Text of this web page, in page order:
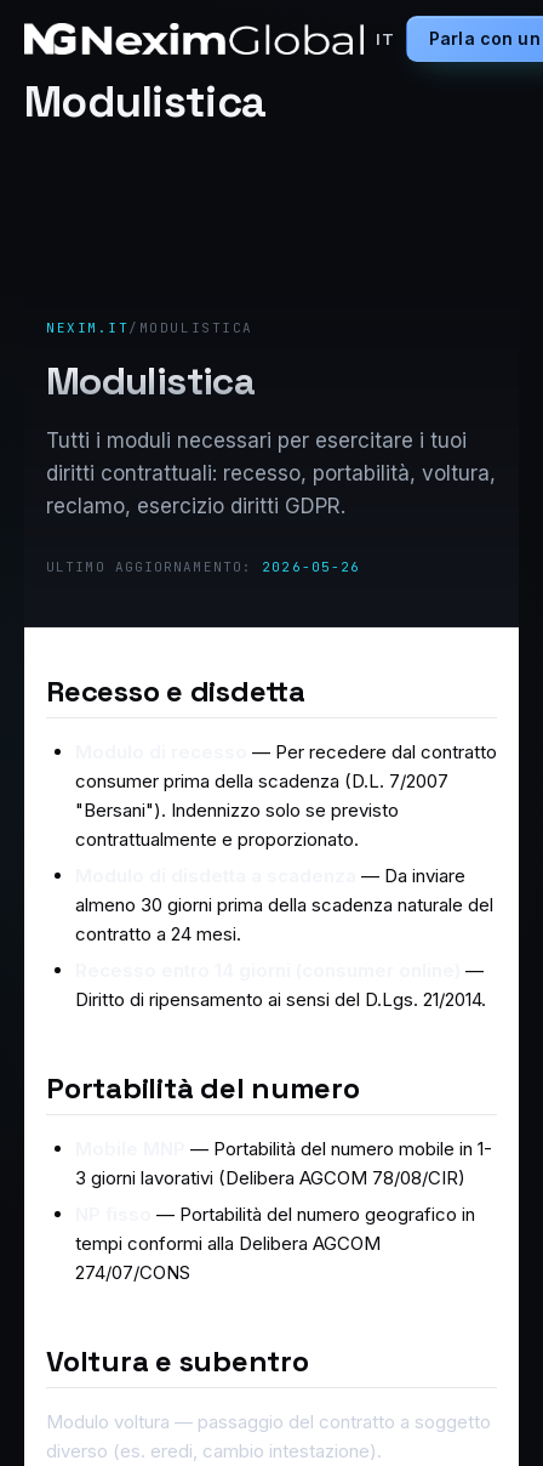
IT Parla con
Modulistica
NEXIM.IT / MODULISTICA
Modulistica
Tutti i moduli necessari per esercitare i tuoi
diritti contrattuali: recesso, portabilità, voltura,
reclamo, esercizio diritti GDPR.
ULTIMO AGGIORNAMENTO: 2026-05-26
Recesso e disdetta
— Per recedere dal contratto
consumer prima della scadenza (D.L. 7/2007
"Bersani"). Indennizzo solo se previsto
contrattualmente e proporzionato.
— Da inviare
almeno 30 giorni prima della scadenza naturale del
contratto a 24 mesi.
—
Diritto di ripensamento ai sensi del D.Lgs. 21/2014.
Portabilità del numero
— Portabilità del numero mobile in 1-
3 giorni lavorativi (Delibera AGCOM 78/08/CIR)
— Portabilità del numero geografico in
tempi conformi alla Delibera AGCOM
274/07/CONS
Voltura e subentro
Modulo voltura — passaggio del contratto a soggetto
diverso (es. eredi, cambio intestazione).